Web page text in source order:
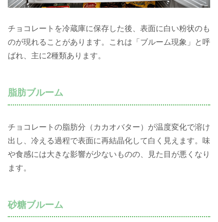
チョコレートを冷蔵庫に保存した後、表面に白い粉状のも
のが現れることがあります。これは「ブルーム現象」と呼
ばれ、主に2種類あります。
脂肪ブルーム
チョコレートの脂肪分（カカオバター）が温度変化で溶け
出し、冷える過程で表面に再結晶化して白く見えます。味
や食感には大きな影響が少ないものの、見た目が悪くなり
ます。
砂糖ブルーム